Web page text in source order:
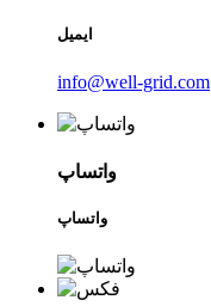
ایمیل
info@well-grid.com
واتساپ
واتساپ